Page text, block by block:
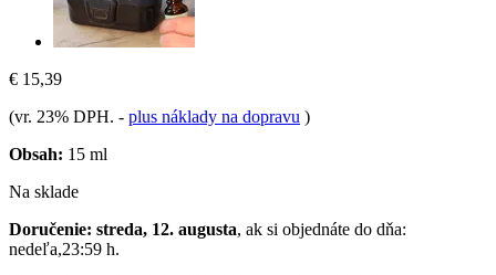
€ 15,39
(vr. 23% DPH. - plus náklady na dopravu )
Obsah: 15 ml
Na sklade
Doručenie: streda, 12. augusta, ak si objednáte do dňa:
nedeľa,23:59 h.